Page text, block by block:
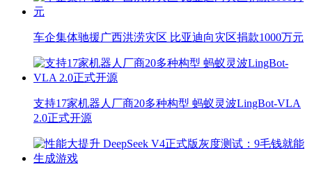
车企集体驰援广西洪涝灾区 比亚迪向灾区捐款1000万元
支持17家机器人厂商20多种构型 蚂蚁灵波LingBot-VLA
2.0正式开源